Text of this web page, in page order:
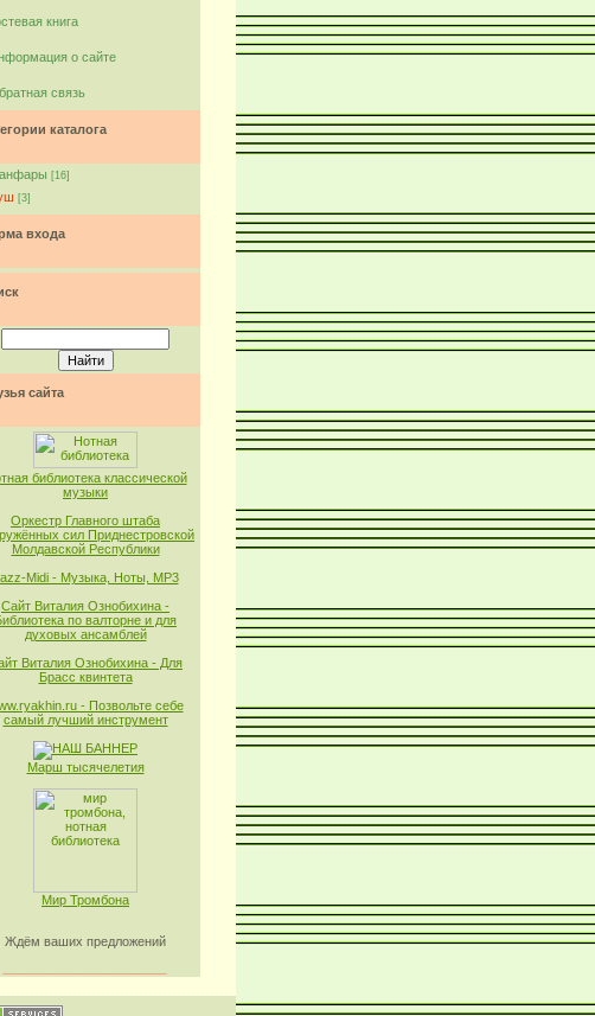
книга
о сайте
связь
каталога
[16]
[3]
входа
сайта
библиотека классической
музыки
Оркестр Главного штаба
сил Приднестровской
Молдавской Республики
Midi - Музыка, Ноты, MP3
Сайт Виталия Ознобихина -
по валторне и для
духовых ансамблей
Виталия Ознобихина - Для
Брасс квинтета
- Позвольте себе
самый лучший инструмент
Марш тысячелетия
Мир Тромбона
Ждём ваших предложений